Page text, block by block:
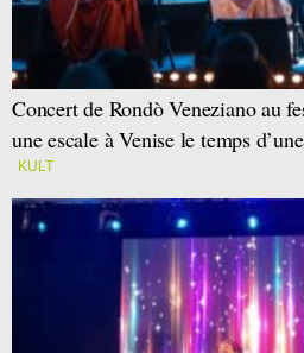
Concert de Rondò Veneziano au
une escale à Venise le temps
KULT